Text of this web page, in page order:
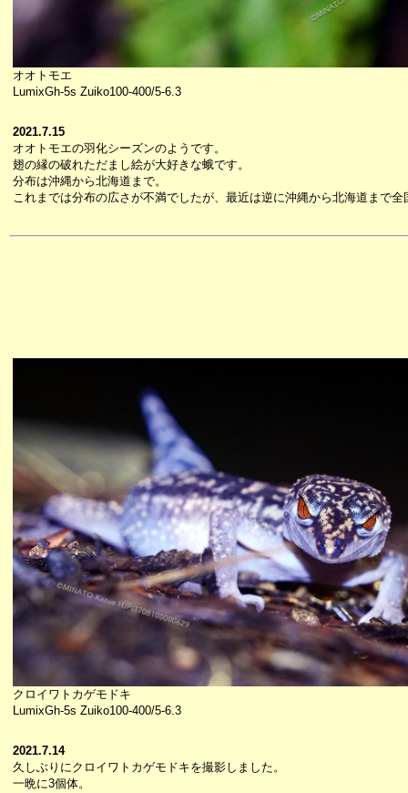
オオトモエ
LumixGh-5s Zuiko100-400/5-6.3
2021.7.15
オオトモエの羽化シーズンのようです。
翅の縁の破れただまし絵が大好きな蛾です。
分布は沖縄から北海道まで。
これまでは分布の広さが不満でしたが、最近は逆に沖縄から北海道まで
クロイワトカゲモドキ
LumixGh-5s Zuiko100-400/5-6.3
2021.7.14
久しぶりにクロイワトカゲモドキを撮影しました。
一晩に3個体。